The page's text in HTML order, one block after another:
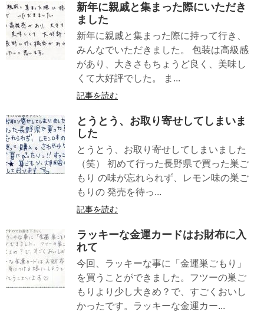
新年に親戚と集まった際にいただき
ました
新年に親戚と集まった際に持って行き、
みんなでいただきました。 包装は高級感
があり、大きさもちょうど良く、美味し
くて大好評でした。 ま...
記事を読む
とうとう、お取り寄せしてしまいま
した
とうとう、お取り寄せしてしまいました
（笑） 初めて行った長野県で買った巣ご
もり の味が忘れられず、レモン味の巣ご
もりの 発売を待っ...
記事を読む
ラッキーな金運カードはお財布に入
れて
今回、ラッキーな事に「金運巣ごもり」
を買うことができました。フツーの巣ご
もりより少し大きめ？で、すごくおいし
かったです。ラッキーな金運カー...